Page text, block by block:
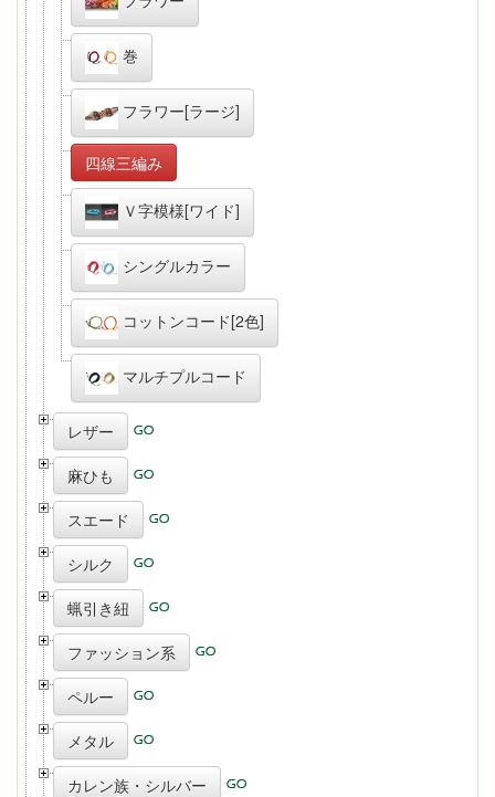
巻
フラワー[ラージ]
四線三編み
Ｖ字模様[ワイド]
シングルカラー
コットンコード[2色]
マルチプルコード
レザー
麻ひも
スエード
シルク
蝋引き紐
ファッション系
ペルー
メタル
カレン族・シルバー